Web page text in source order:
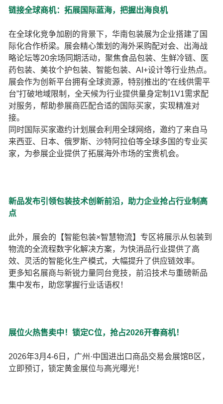
链接全球商机：拓展国际蓝海，把握出海良机
在全球化竞争加剧的背景下，华南包装展为企业搭建了国
际化合作桥梁。展会精心策划的海外采购配对会、出海战
略论坛等20余场同期活动，聚焦食品包装、生鲜冷链、医
药包装、美妆个护包装、智能包装、AI+设计等行业热点。
展会作为创新平台拥有全球资源，特别推出的“在线供需平
台”打破地域限制，全天候为行业提供量身定制1V1需求配
对服务，帮助参展商匹配合适的国际买家，实现精准对
接。
同时国际买家邀约计划展会利用全球网络，邀约了来自马
来西亚、日本、俄罗斯、沙特阿拉伯等全球多国的专业买
家，为参展企业提供了拓展海外市场的宝贵机会。
新品发布引领包装技术创新前沿，助力企业抢占行业制高
点
此外，展会的【智能包装×智慧物流】专区将展示从包装到
物流的全流程数字化解决方案，为快消品行业提供了高
效、灵活的智能化生产模式，大幅提升了供应链效率。
更多知名展商与新锐力量同台竞技，前沿技术与重磅新品
集中发布，助您掌握行业话语权！
展位火热售卖中！锁定C位，抢占2026开春商机！
2026年3月4-6日，广州·中国进出口商品交易会展馆B区，
立即预订，锁定黄金展位与高光曝光！